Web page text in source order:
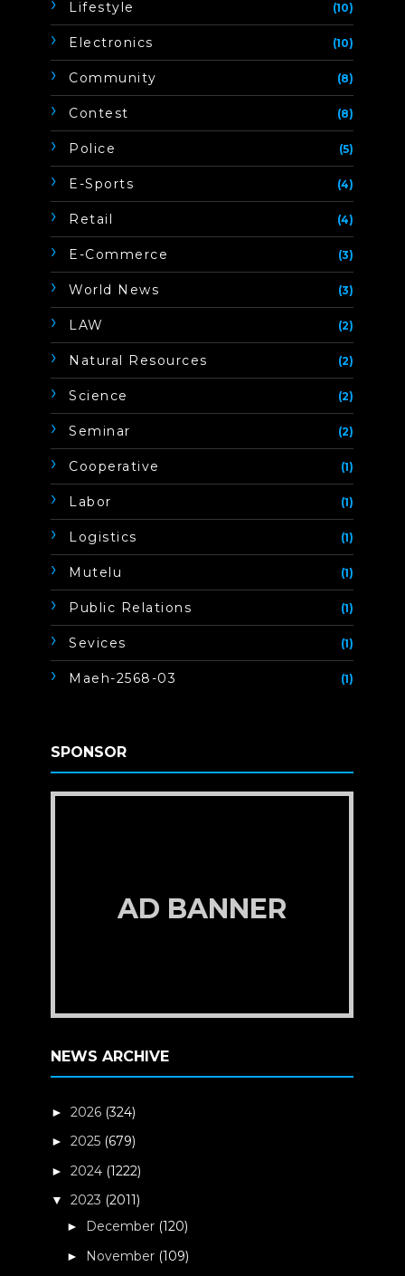
Lifestyle (10)
Electronics (10)
Community (8)
Contest (8)
Police (5)
E-Sports (4)
Retail (4)
E-Commerce (3)
World News (3)
LAW (2)
Natural Resources (2)
Science (2)
Seminar (2)
Cooperative (1)
Labor (1)
Logistics (1)
Mutelu (1)
Public Relations (1)
Sevices (1)
Maeh-2568-03 (1)
SPONSOR
AD BANNER
NEWS ARCHIVE
►2026 (324)
►2025 (679)
►2024 (1222)
▼2023 (2011)
► December (120)
► November (109)